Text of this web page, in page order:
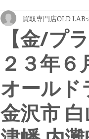
【金/プ
２３年
オールド
金沢市
買取専門店OLD LAB